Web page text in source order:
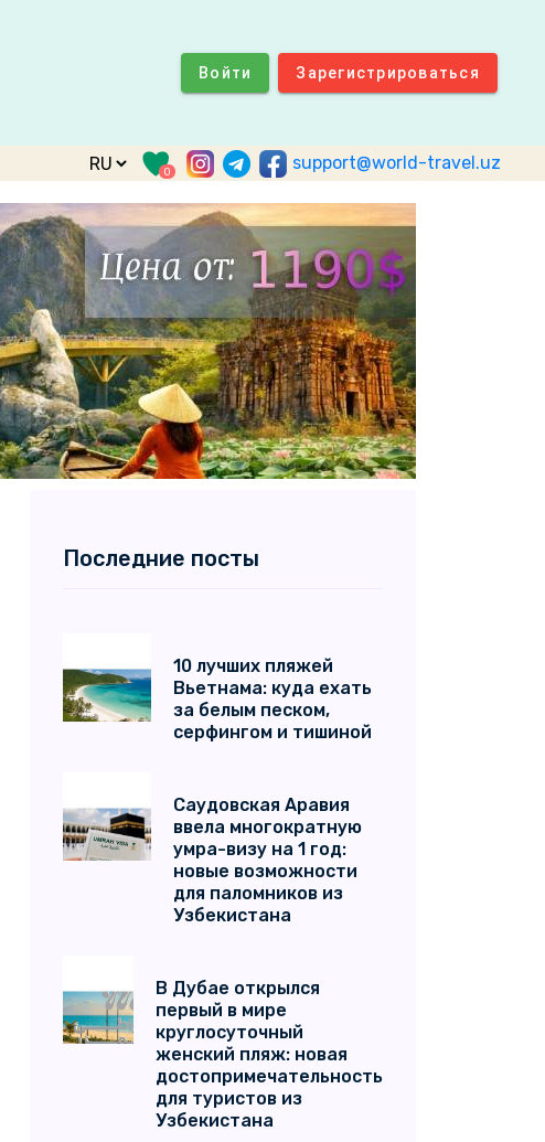
Войти Зарегистрироваться
0 support@world-travel.uz
Последние посты
10 лучших пляжей
Вьетнама: куда ехать
за белым песком,
серфингом и тишиной
Саудовская Аравия
ввела многократную
умра-визу на 1 год:
новые возможности
для паломников из
Узбекистана
В Дубае открылся
первый в мире
круглосуточный
женский пляж: новая
достопримечательность
для туристов из
Узбекистана